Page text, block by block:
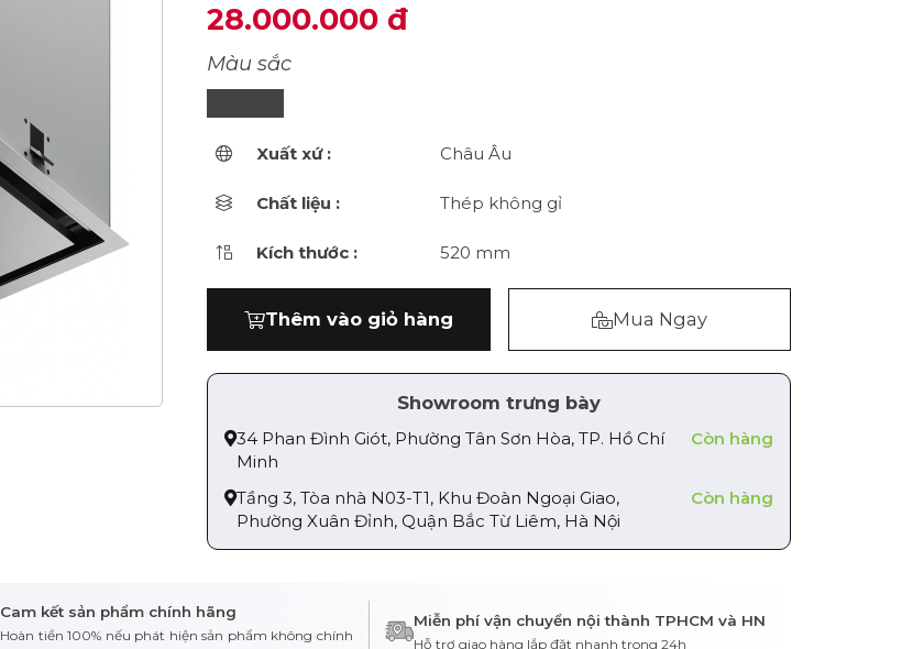
28.000.000 đ
Màu sắc
Xuất xứ : Châu Âu
Chất liệu : Thép không gỉ
Kích thước : 520 mm
Thêm vào giỏ hàng Mua Ngay
Showroom trưng bày
34 Phan Đình Giót, Phường Tân Sơn Hòa, TP. Hồ Chí
Minh
Còn hàng
Tầng 3, Tòa nhà N03-T1, Khu Đoàn Ngoại Giao,
Phường Xuân Đỉnh, Quận Bắc Từ Liêm, Hà Nội
Còn hàng
Cam kết sản phẩm chính hãng
Hoàn tiền 100% nếu phát hiện sản phẩm không chính
Miễn phí vận chuyển nội thành TPHCM và HN
Hỗ trợ giao hàng lắp đặt nhanh trong 24h